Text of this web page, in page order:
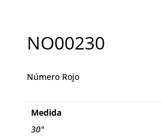
NO00230
Número Rojo
Medida
30"